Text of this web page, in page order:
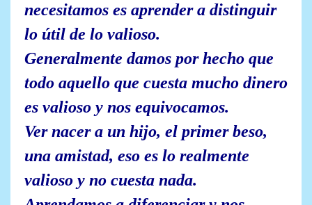
necesitamos es aprender a distinguir
lo útil de lo valioso.
Generalmente damos por hecho que
todo aquello que cuesta mucho dinero
es valioso y nos equivocamos.
Ver nacer a un hijo, el primer beso,
una amistad, eso es lo realmente
valioso y no cuesta nada.